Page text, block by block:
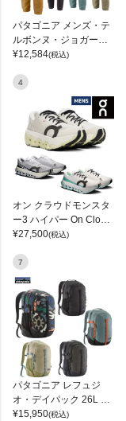
パタゴニア メンズ・テ
ルボンヌ・ジョガーズ
PATAGONIA MS TERR
¥12,584(税込)
4
オン クラウドモンスタ
ー3 ハイパー On Cloud
monster 3 Hyper
¥27,500(税込)
7
パタゴニア レフュジ
オ・デイパック 26L PA
TAGONIA REFUGIO DA
¥15,950(税込)